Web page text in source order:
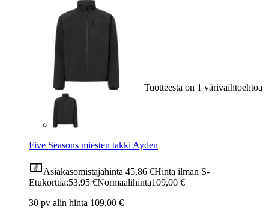
Tuotteesta on 1 värivaihtoehtoa
Five Seasons miesten takki Ayden
Asiakasomistajahinta 45,86 €Hinta ilman S-
Etukorttia:53,95 €Normaalihinta109,00 €
30 pv alin hinta 109,00 €